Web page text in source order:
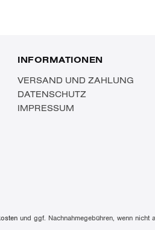
INFORMATIONEN
VERSAND UND ZAHLUNG
DATENSCHUTZ
IMPRESSUM
und ggf. Nachnahmegebühren, wenn nicht